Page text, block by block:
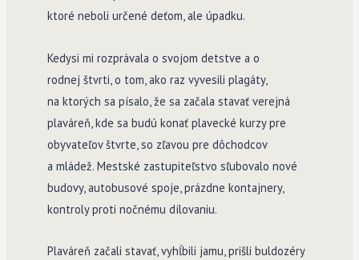
ktoré neboli určené deťom, ale úpadku.
Kedysi mi rozprávala o svojom detstve a o
rodnej štvrti, o tom, ako raz vyvesili plagáty,
na ktorých sa písalo, že sa začala stavať verejná
plaváreň, kde sa budú konať plavecké kurzy pre
obyvateľov štvrte, so zľavou pre dôchodcov
a mládež. Mestské zastupiteľstvo sľubovalo nové
budovy, autobusové spoje, prázdne kontajnery,
kontroly proti nočnému dílovaniu.
Plaváreň začali stavať, vyhĺbili jamu, prišli buldozéry